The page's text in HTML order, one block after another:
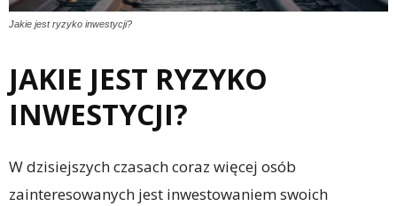
Jakie jest ryzyko inwestycji?
JAKIE JEST RYZYKO
INWESTYCJI?
W dzisiejszych czasach coraz więcej osób
zainteresowanych jest inwestowaniem swoich